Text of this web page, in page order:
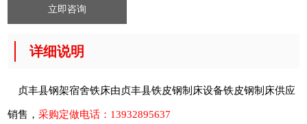
立即咨询
详细说明
贞丰县钢架宿舍铁床由贞丰县铁皮钢制床设备铁皮钢制床供应
销售， 采购定做电话： 13932895637